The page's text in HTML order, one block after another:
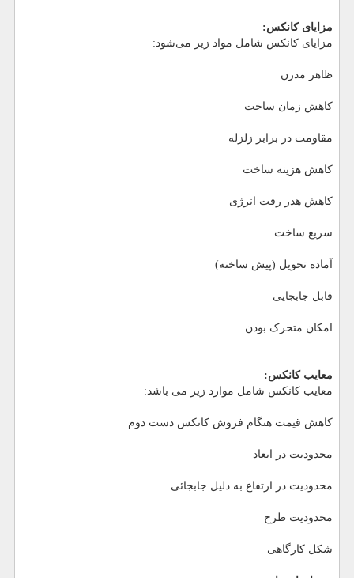
مزایای کانکس:
مزایای کانکس شامل مواد زیر می‌شود:
ظاهر مدرن
کاهش زمان ساخت
مقاومت در برابر زلزله
کاهش هزینه ساخت
کاهش هدر رفت انرژی
سریع ساخت
آماده تحویل (پیش ساخته)
قابل جابجایی
امکان متحرک بودن
معایب کانکس:
معایب کانکس شامل موارد زیر می باشد:
کاهش قیمت هنگام فروش کانکس دست دوم
محدودیت در ابعاد
محدودیت در ارتفاع به دلیل جابجائی
محدودیت طرح
شکل کارگاهی